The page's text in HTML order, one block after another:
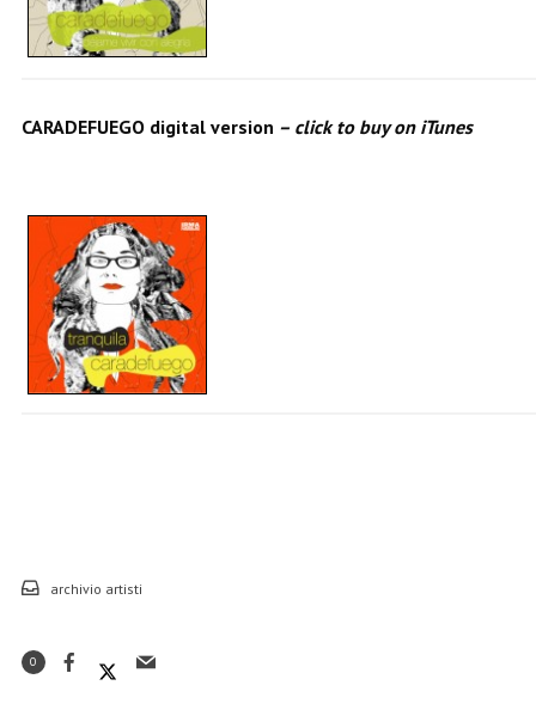
CARADEFUEGO digital version – click to buy on iTunes
archivio artisti
0